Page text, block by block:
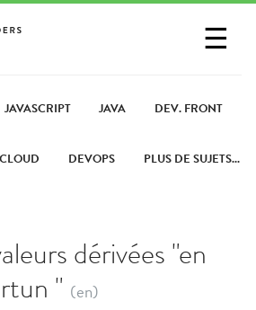
☰
PARTAGER UN LIEN
JAVASCRIPT JAVA DEV. FRONT
CLOUD DEVOPS PLUS DE SUJETS...
dérivées "en
" (en)